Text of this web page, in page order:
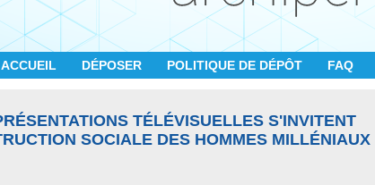
ACCUEIL DÉPOSER POLITIQUE DE DÉPÔT FAQ
TÉLÉVISUELLES S'INVITENT
SOCIALE DES HOMMES MILLÉNIAUX